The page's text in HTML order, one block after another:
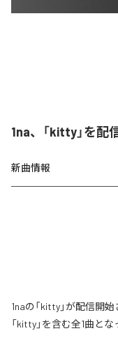
1na、「kitty」を配
新曲情報
1naの「kitty」が配信開
「kitty」を含む全1曲とな